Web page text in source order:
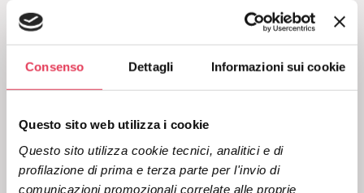
Consenso Dettagli Informazioni sui cookie
Questo sito web utilizza i cookie
Questo sito utilizza cookie tecnici, analitici e di
profilazione di prima e terza parte per l'invio di
comunicazioni promozionali correlate alle proprie
Oltrepassato tale limite, il servizio Q Translator non
Translator; qualora il Cliente desideri estendere il
Piattaforma magnews, per quanto il Cliente potrà in
ogni momento cessare l’uso di questa specifica
piattaformamagnewscome da relativo Contratto tra